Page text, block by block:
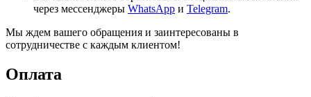
через мессенджеры WhatsApp и Telegram.
Мы ждем вашего обращения и заинтересованы в
сотрудничестве с каждым клиентом!
Оплата